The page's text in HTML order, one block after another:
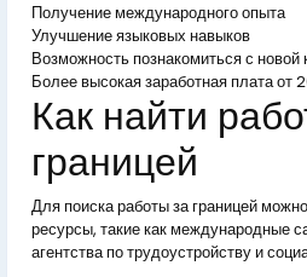
Получение международного опыта
Улучшение языковых навыков
Возможность познакомиться с новой
Более высокая заработная плата от
Как найти
границей
Для поиска работы за границей
ресурсы, такие как международные
агентства по трудоустройству и